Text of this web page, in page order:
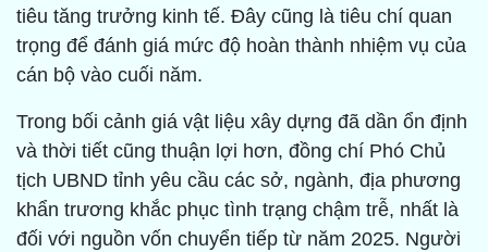
tiêu tăng trưởng kinh tế. Đây cũng là tiêu chí quan
trọng để đánh giá mức độ hoàn thành nhiệm vụ của
cán bộ vào cuối năm.
Trong bối cảnh giá vật liệu xây dựng đã dần ổn định
và thời tiết cũng thuận lợi hơn, đồng chí Phó Chủ
tịch UBND tỉnh yêu cầu các sở, ngành, địa phương
khẩn trương khắc phục tình trạng chậm trễ, nhất là
đối với nguồn vốn chuyển tiếp từ năm 2025. Người